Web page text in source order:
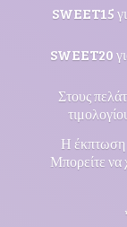
SWEET15
SWEET20
Στους
Η έκπτωση
Μπορείτε να